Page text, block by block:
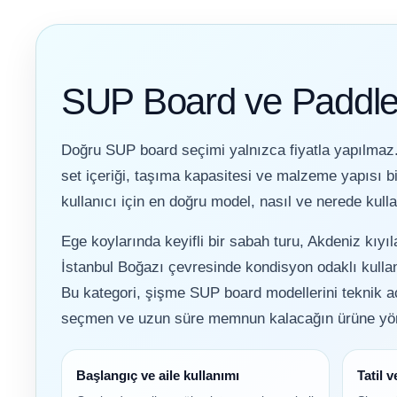
Sıvı Klor Dezenfektan
Yosun Önleyici
Kablosuz Havuz Temizleme Robotları
Zodiac Havuz
Robotları
Hayward Havuz
Robotları
Beatbot Havuz
Robotları
Bwt Havuz
Robotları
Bs Pool
Gemaş
Gemaş Tuz
Otomatik Ph Düşürücü Dozaj Pompası
Bahçe Aydınlatma
Havuz
Aydınlatma Panoları
Havuz Trafoları
Krom Led
Havuz Lambaları
Parçaları
İthal Havuz
Tüm Havuz pompa
Havuz Örtüsü
Havuz Yapım Seti
Havuz Merdiven
Havuz Dip
Emiş Süzgeçleri
Havuz Besi
SUP Board ve
Doğru SUP board seçimi yalnızca fiyatla
set içeriği, taşıma kapasitesi ve malzeme yapısı
kullanıcı için en doğru model, nasıl ve nerede
Ege koylarında keyifli bir sabah turu, Akdeniz
İstanbul Boğazı çevresinde kondisyon odaklı
Bu kategori, şişme SUP board modellerini teknik
seçmen ve uzun süre memnun kalacağın ürüne
Başlangıç ve aile kullanımı Tatil